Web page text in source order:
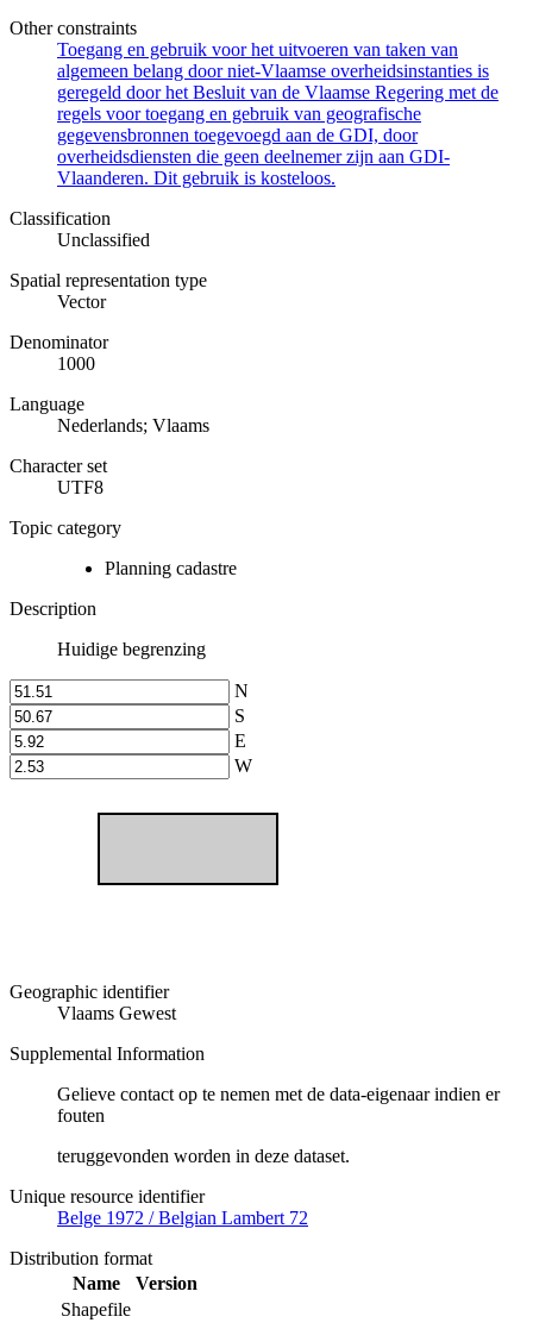
Other constraints
Toegang en gebruik voor het uitvoeren van taken van
algemeen belang door niet-Vlaamse overheidsinstanties is
geregeld door het Besluit van de Vlaamse Regering met de
regels voor toegang en gebruik van geografische
gegevensbronnen toegevoegd aan de GDI, door
overheidsdiensten die geen deelnemer zijn aan GDI-
Vlaanderen. Dit gebruik is kosteloos.
Classification
Unclassified
Spatial representation type
Vector
Denominator
1000
Language
Nederlands; Vlaams
Character set
UTF8
Topic category
Planning cadastre
Description
Huidige begrenzing
N
S
E
W
Geographic identifier
Vlaams Gewest
Supplemental Information
Gelieve contact op te nemen met de data-eigenaar indien er
fouten
teruggevonden worden in deze dataset.
Unique resource identifier
Belge 1972 / Belgian Lambert 72
Distribution format
Name
Version
Shapefile